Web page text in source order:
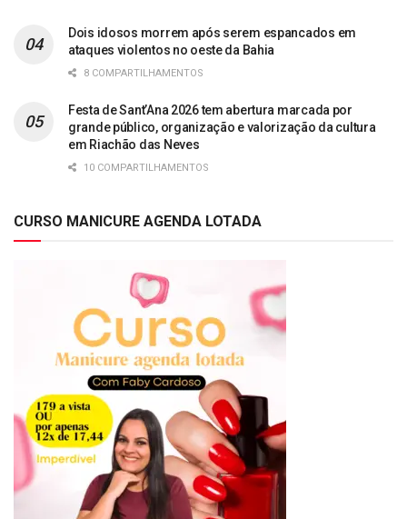
Dois idosos morrem após serem espancados em
ataques violentos no oeste da Bahia
8 COMPARTILHAMENTOS
Festa de Sant’Ana 2026 tem abertura marcada por
grande público, organização e valorização da cultura
em Riachão das Neves
10 COMPARTILHAMENTOS
CURSO MANICURE AGENDA LOTADA